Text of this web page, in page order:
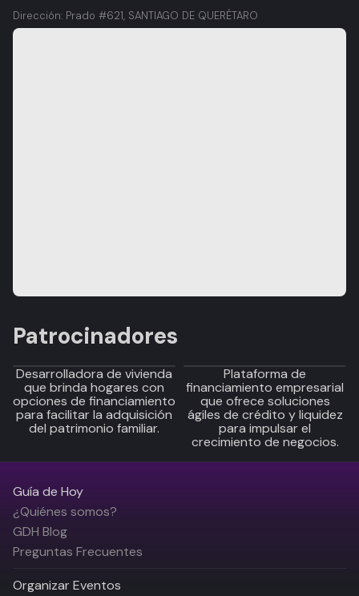
Dirección: Prado #621, SANTIAGO DE QUERÉTARO
Patrocinadores
Desarrolladora de vivienda
que brinda hogares con
opciones de financiamiento
para facilitar la adquisición
del patrimonio familiar.
Plataforma de
financiamiento empresarial
que ofrece soluciones
ágiles de crédito y liquidez
para impulsar el
crecimiento de negocios.
Guía de Hoy
¿Quiénes somos?
GDH Blog
Preguntas Frecuentes
Organizar Eventos